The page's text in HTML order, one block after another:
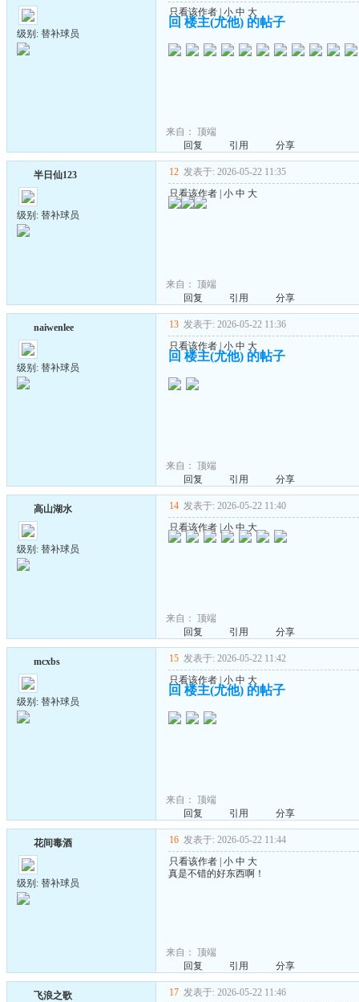
级别: 替补球员
只看该作者 小 中 大
回 楼主(尤他) 的帖子
来自： 顶端
回复
引用 分享
半日仙123
级别: 替补球员
12 发表于: 2026-05-22 11:35
只看该作者 小 中 大
来自： 顶端
回复
引用 分享
naiwenlee
级别: 替补球员
13 发表于: 2026-05-22 11:36
只看该作者 小 中 大
回 楼主(尤他) 的帖子
来自： 顶端
回复
引用 分享
高山湖水
级别: 替补球员
14 发表于: 2026-05-22 11:40
只看该作者 |小 中 大
来自： 顶端
回复
引用 分享
mcxbs
级别: 替补球员
15 发表于: 2026-05-22 11:42
只看该作者 小 中 大
回 楼主(尤他) 的帖子
来自： 顶端
回复
引用 分享
花间毒酒
级别: 替补球员
16 发表于: 2026-05-22 11:44
只看该作者 小 中 大
真是不错的好东西啊！
来自： 顶端
回复
引用 分享
飞浪之歌 17 发表于: 2026-05-22 11:46